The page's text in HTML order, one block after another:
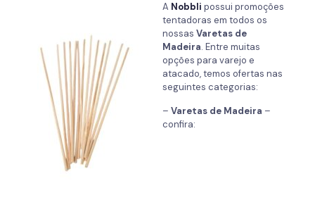
A Nobbli possui promoções
tentadoras em todos os
nossas Varetas de
Madeira. Entre muitas
opções para varejo e
atacado, temos ofertas nas
seguintes categorias:
– Varetas de Madeira –
confira: